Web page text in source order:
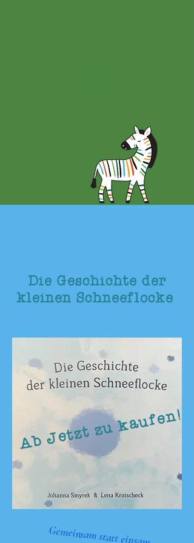
Die Geschichte der
kleinen Schneeflocke
Ab Jetzt zu kaufen!
Gemeinsam statt einsam.